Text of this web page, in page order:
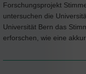
Forschungsprojekt
untersuchen die
Universität Bern das
erforschen, wie eine